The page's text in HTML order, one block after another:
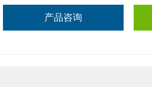
产品咨询